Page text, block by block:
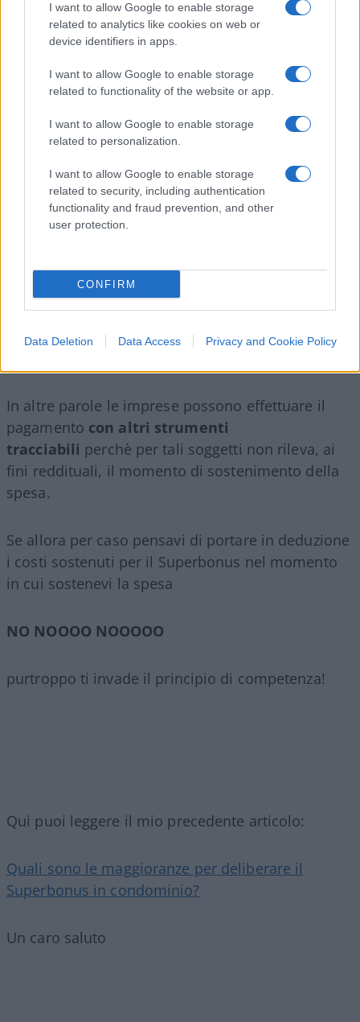
I want to allow Google to enable storage
related to analytics like cookies on web or
device identifiers in apps.
I want to allow Google to enable storage
related to functionality of the website or app.
I want to allow Google to enable storage
related to personalization.
I want to allow Google to enable storage
related to security, including authentication
functionality and fraud prevention, and other
user protection.
CONFIRM
Data Deletion Data Access Privacy and Cookie Policy
conseguiti e le spese di acquisizione dei servizi si
considerano sostenute,
alla data in cui le prestazioni sono ultimate.
Inoltre
il discorso dei bonifici parlanti non vale per le
imprese.
esonerati dall’obbligo di pagamento mediante
bonifico bancario o postale.
La prova delle spese può essere costituita da altra
In altre parole le imprese possono effettuare il
pagamento con altri strumenti
tracciabili perchè per tali soggetti non rileva, ai
fini reddituali, il momento di sostenimento della
spesa.
Se allora per caso pensavi di portare in deduzione
i costi sostenuti per il Superbonus nel momento
in cui sostenevi la spesa
NO NOOOO NOOOOO
purtroppo ti invade il principio di competenza!
Qui puoi leggere il mio precedente articolo:
Quali sono le maggioranze per deliberare il
Superbonus in condominio?
Un caro saluto